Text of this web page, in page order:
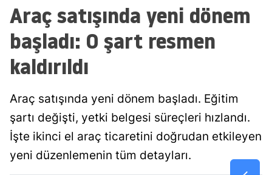
Kütahya
Mardin
Muğla
Muş
Araç satışında yeni dönem
başladı: O şart resmen
kaldırıldı
Araç satışında yeni dönem başladı. Eğitim
şartı değişti, yetki belgesi süreçleri hızlandı.
İşte ikinci el araç ticaretini doğrudan etkileyen
yeni düzenlemenin tüm detayları.